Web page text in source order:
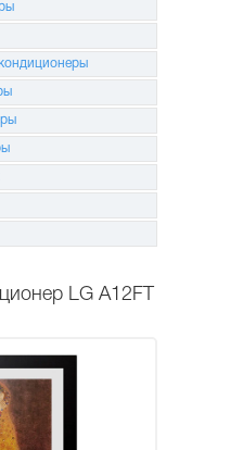
LG A12FT